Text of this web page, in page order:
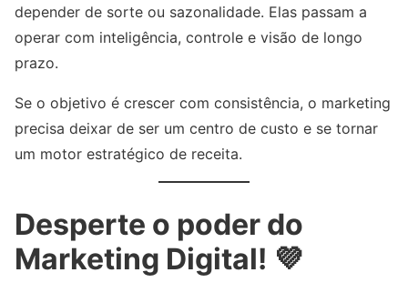
depender de sorte ou sazonalidade. Elas passam a
operar com inteligência, controle e visão de longo
prazo.
Se o objetivo é crescer com consistência, o marketing
precisa deixar de ser um centro de custo e se tornar
um motor estratégico de receita.
Desperte o poder do
Marketing Digital! 💜